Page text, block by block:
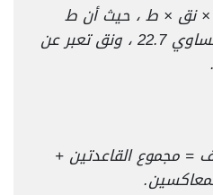
محيط الدائرة = 2 × نق × ط ، حيث أن ط
تعتبر قيمة ثابتة تساوي 22.7 ، ونق تعبر عن
= مجموع القاعدتين +